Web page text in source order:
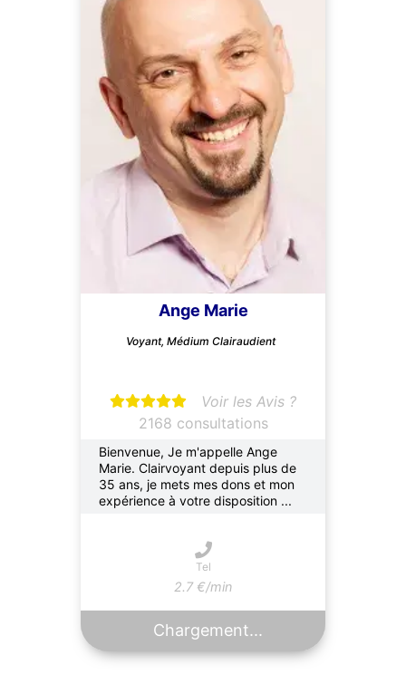
Ange Marie
Voyant, Médium Clairaudient
Voir les Avis ?
2168 consultations
Bienvenue, Je m'appelle Ange
Marie. Clairvoyant depuis plus de
35 ans, je mets mes dons et mon
expérience à votre disposition ...
Tel
2.7 €/min
Chargement...